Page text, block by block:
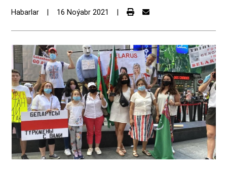
Habarlar 16 Noýabr 2021